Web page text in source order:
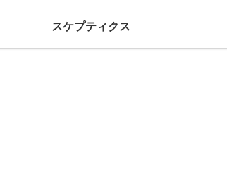
スケプティクス